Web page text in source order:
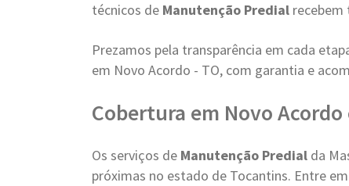
técnicos de Manutenção Predial
Prezamos pela transparência em cada
em Novo Acordo - TO, com garantia e
Cobertura em Novo Acordo
Os serviços de Manutenção Predial da
próximas no estado de Tocantins. Entre